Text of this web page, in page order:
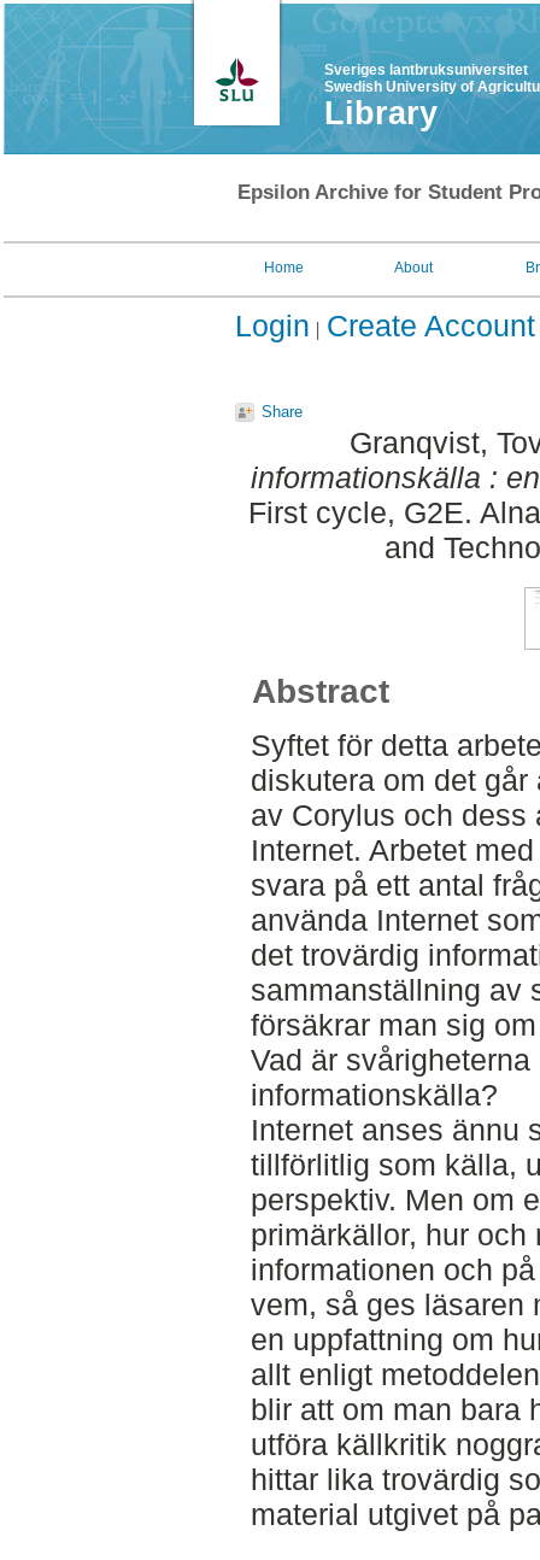
Sveriges lantbruksuniversitet
Swedish University of
Library
Epsilon Archive for Student
Home About
Login Create Account
Share
Granqvist,
informationskälla :
First cycle, G2E.
and
Abstract
Syftet för detta
diskutera om det
av Corylus och dess
Internet. Arbetet
svara på ett antal
använda Internet
det trovärdig
sammanställning av
försäkrar man sig
Vad är
informationskälla?
Internet anses ännu
tillförlitlig som källa,
perspektiv. Men om
primärkällor, hur och
informationen och
vem, så ges läsaren
en uppfattning om
allt enligt
blir att om man bara
utföra källkritik
hittar lika trovärdig
material utgivet på